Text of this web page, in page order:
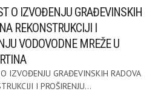
O IZVOĐENJU GRAĐEVINSKIH
REKONSTRUKCIJI I
VODOVODNE MREŽE U
IZVOĐENJU GRAĐEVINSKIH RADOVA
I PROŠIRENJU...